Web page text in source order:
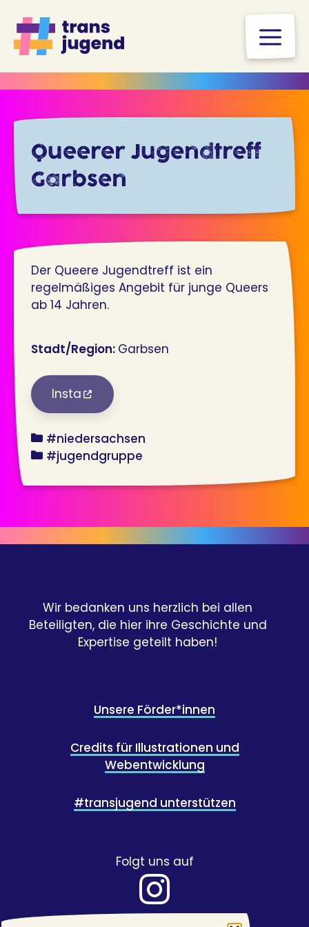
Inhalt
springen
Queerer Jugendtreff
Garbsen
Der Queere Jugendtreff ist ein
regelmäßiges Angebit für junge Queers
ab 14 Jahren.
Stadt/Region: Garbsen
Insta
bundesland
#niedersachsen
angebot
#jugendgruppe
Wir bedanken uns herzlich bei allen
Beteiligten, die hier ihre Geschichte und
Expertise geteilt haben!
Unsere Förder*innen
Credits für Illustrationen und
Webentwicklung
#transjugend unterstützen
Folgt uns auf